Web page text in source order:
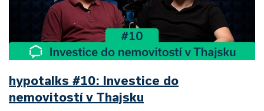
hypotalks #10: Investice do
nemovitostí v Thajsku